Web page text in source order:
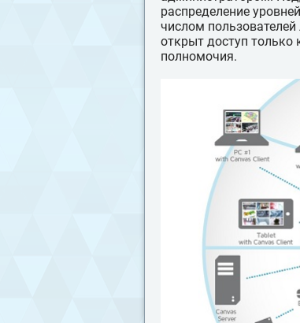
распределение
числом
открыт доступ только
полномочия.